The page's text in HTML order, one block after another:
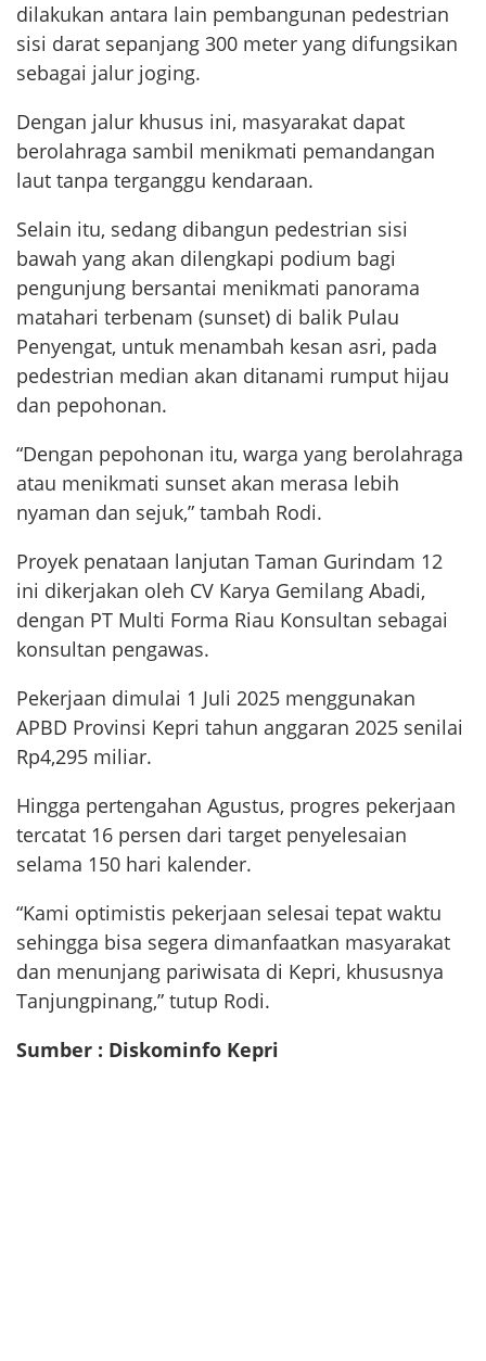
dilakukan antara lain pembangunan pedestrian
sisi darat sepanjang 300 meter yang difungsikan
sebagai jalur joging.
Dengan jalur khusus ini, masyarakat dapat
berolahraga sambil menikmati pemandangan
laut tanpa terganggu kendaraan.
Selain itu, sedang dibangun pedestrian sisi
bawah yang akan dilengkapi podium bagi
pengunjung bersantai menikmati panorama
matahari terbenam (sunset) di balik Pulau
Penyengat, untuk menambah kesan asri, pada
pedestrian median akan ditanami rumput hijau
dan pepohonan.
“Dengan pepohonan itu, warga yang berolahraga
atau menikmati sunset akan merasa lebih
nyaman dan sejuk,” tambah Rodi.
Proyek penataan lanjutan Taman Gurindam 12
ini dikerjakan oleh CV Karya Gemilang Abadi,
dengan PT Multi Forma Riau Konsultan sebagai
konsultan pengawas.
Pekerjaan dimulai 1 Juli 2025 menggunakan
APBD Provinsi Kepri tahun anggaran 2025 senilai
Rp4,295 miliar.
Hingga pertengahan Agustus, progres pekerjaan
tercatat 16 persen dari target penyelesaian
selama 150 hari kalender.
“Kami optimistis pekerjaan selesai tepat waktu
sehingga bisa segera dimanfaatkan masyarakat
dan menunjang pariwisata di Kepri, khususnya
Tanjungpinang,” tutup Rodi.
Sumber : Diskominfo Kepri